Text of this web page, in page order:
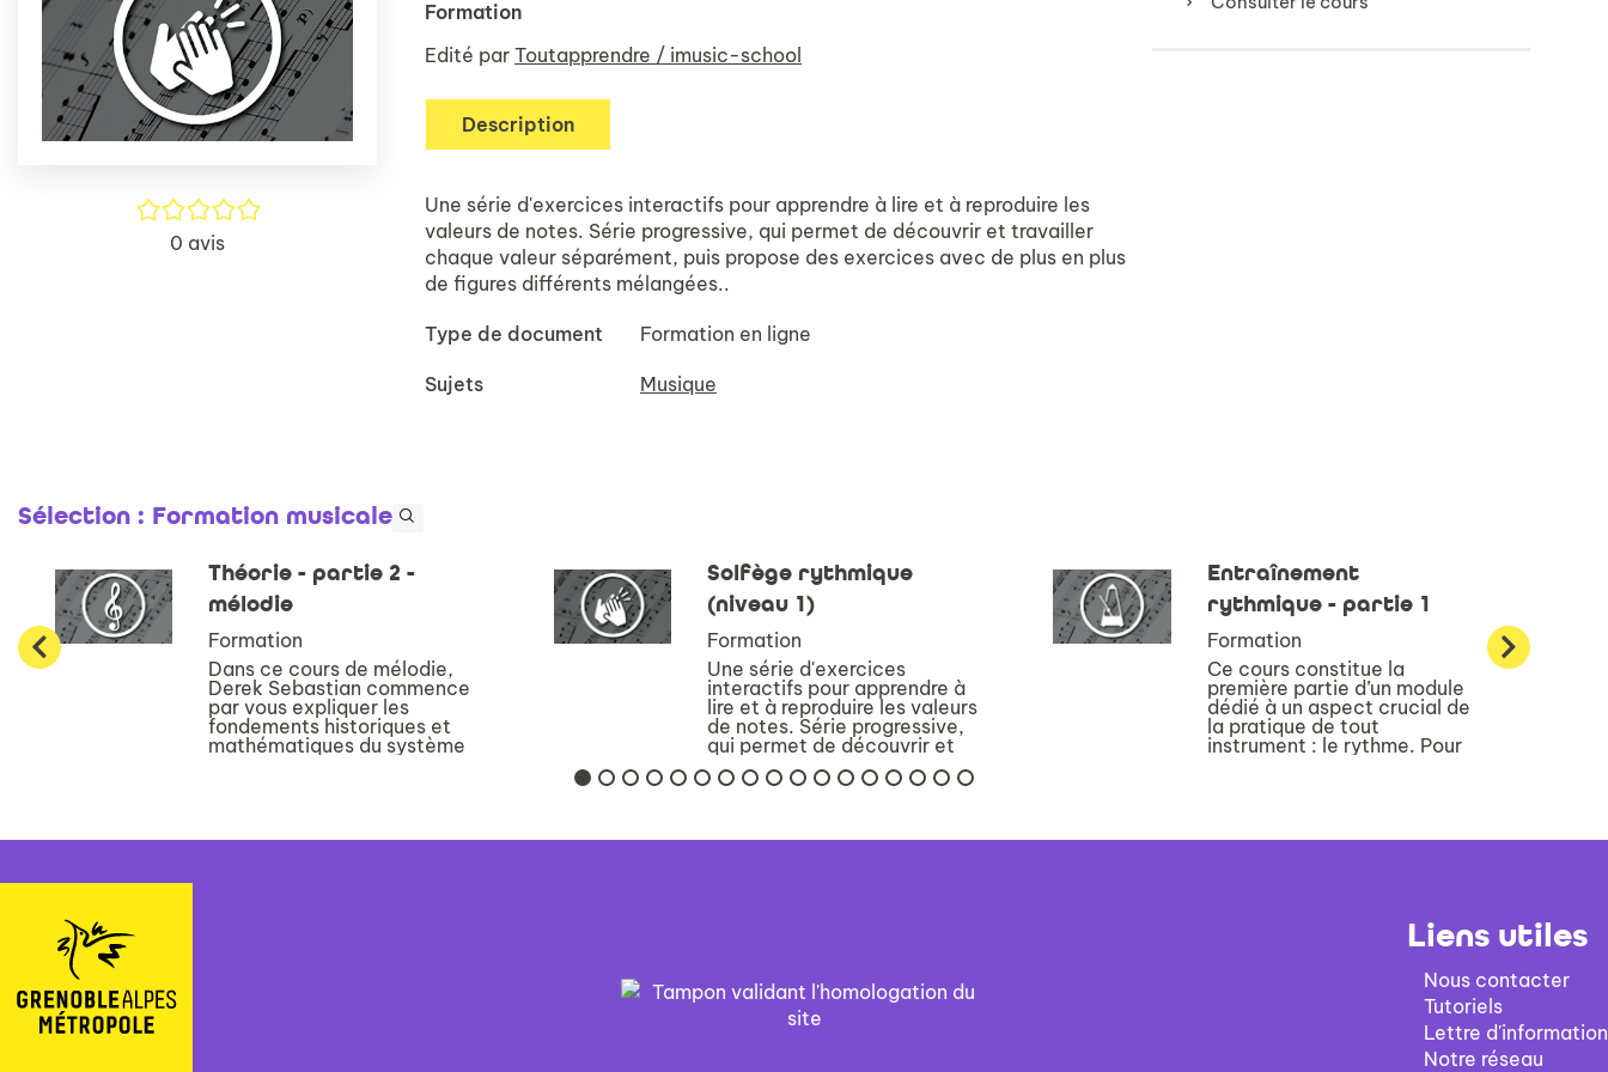
/5
0 avis
Formation
Edité par Toutapprendre / imusic-school
Description
Une série d'exercices interactifs pour apprendre à lire et à reproduire les
valeurs de notes. Série progressive, qui permet de découvrir et travailler
chaque valeur séparément, puis propose des exercices avec de plus en plus
de figures différents mélangées..
Type de document Formation en ligne
Sujets Musique
Sélection : Formation musicale
Théorie - partie 2 -
mélodie
Formation
Dans ce cours de mélodie,
Derek Sebastian commence
par vous expliquer les
fondements historiques et
mathématiques du système
existan...
Solfège rythmique
(niveau 1)
Formation
Une série d'exercices
interactifs pour apprendre à
lire et à reproduire les valeurs
de notes. Série progressive,
qui permet de découvrir et
travailler chaque valeur
séparément, puis propose
Entraînement
rythmique - partie 1
Formation
Ce cours constitue la
première partie d’un module
dédié à un aspect crucial de
la pratique de tout
instrument : le rythme. Pour
Liens utiles
Nous contacter
Tutoriels
Lettre d'information
Notre réseau